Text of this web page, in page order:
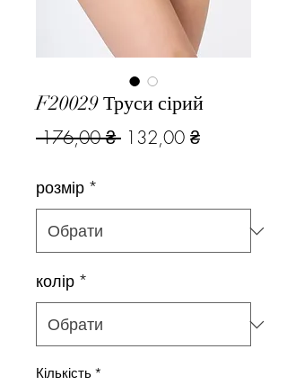
F20029 Труси сірий
176,00 ₴ Звичайна
132,00 ₴За
розмір *
колір *
Кількість *